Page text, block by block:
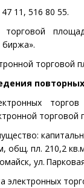
11, 516 80 55.
торговой
биржа».
торговой
торгов
общ. пл. 210,2
ул.
электронных